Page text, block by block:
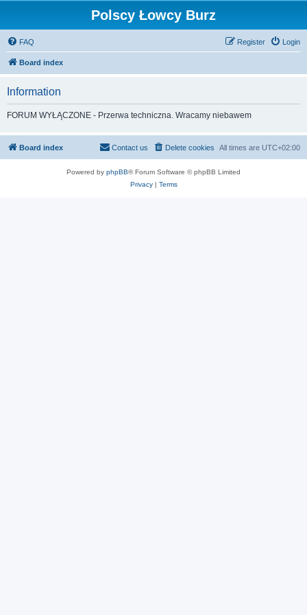
Polscy Łowcy Burz
FAQ Login
Register
Board index
Information
FORUM WYŁĄCZONE - Przerwa techniczna. Wracamy niebawem
Board index All times are UTC+02:00
Delete cookies
Contact us
Powered by phpBB® Forum Software © phpBB Limited
Privacy| Terms